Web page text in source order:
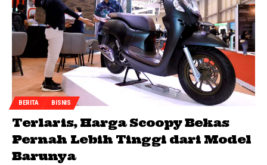
BERITA BISNIS
Terlaris, Harga Scoopy Bekas
Pernah Lebih Tinggi dari Model
Barunya